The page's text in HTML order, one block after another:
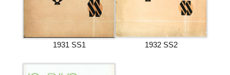
1931 SS1 1932 SS2